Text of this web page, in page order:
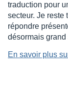
traduction pour
secteur. Je reste
répondre
désormais grand
En savoir plus